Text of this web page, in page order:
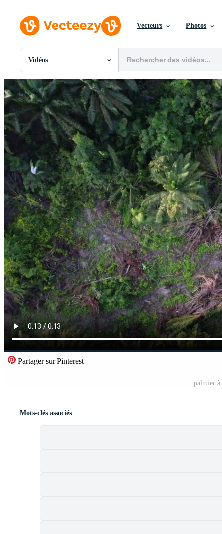
Vecteurs Photos
Vidéos
Toutes Images
Photos
PNGs
PSDs
SVGs
Modèles
Vecteurs
Vidéos
Motion graphics
Images Éditoriales
Événements Éditoriaux
Partager sur Pinterest
palmier
Mots-clés associés